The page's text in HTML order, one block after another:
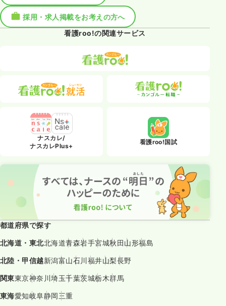
採用・求人掲載をお考えの方へ
看護roo!の関連サービス
ナスカレ/
ナスカレPlus+
看護roo!国試
都道府県で探す
北海道・東北北海道青森岩手宮城秋田山形福島
北陸・甲信越新潟富山石川福井山梨長野
関東東京神奈川埼玉千葉茨城栃木群馬
東海愛知岐阜静岡三重